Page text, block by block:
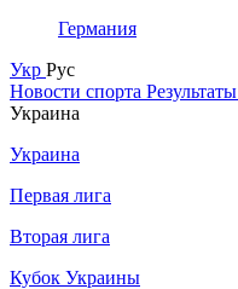
Германия
Укр Рус
Новости спорта Результаты
Украина
Украина
Первая лига
Вторая лига
Кубок Украины